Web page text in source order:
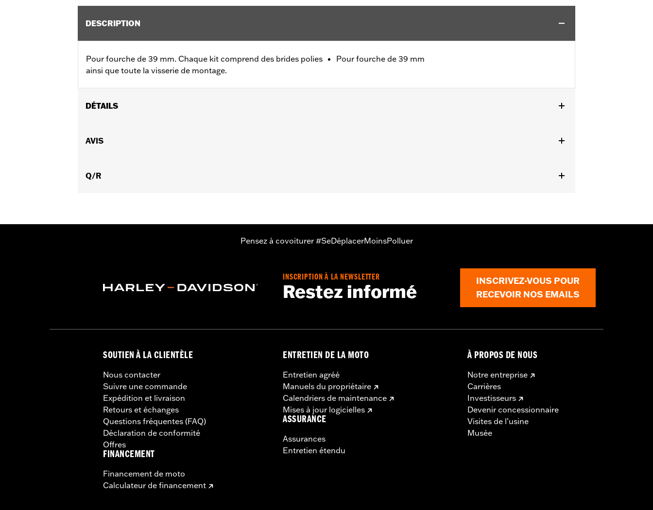
DESCRIPTION
Pour fourche de 39 mm. Chaque kit comprend des brides polies
ainsi que toute la visserie de montage.
Pour fourche de 39 mm
DÉTAILS
XL1200XS, XR1200 et XL1200C à partir de 2011) et Dyna® de 1991 à 2005 (sauf FXDWG et FXDXT). Les modèles XL et Dyna dont les
Instructions d’installation
AVIS
Q/R
Pensez à covoiturer #SeDéplacerMoinsPolluer
INSCRIPTION À LA NEWSLETTER
Restez informé
INSCRIVEZ-VOUS POUR
RECEVOIR NOS EMAILS
SOUTIEN À LA CLIENTÈLE
Nous contacter
Suivre une commande
Expédition et livraison
Retours et échanges
Questions fréquentes (FAQ)
Déclaration de conformité
Offres
FINANCEMENT
Financement de moto
Calculateur de financement
ENTRETIEN DE LA MOTO
Entretien agréé
Manuels du propriétaire
Calendriers de maintenance
Mises à jour logicielles
ASSURANCE
Assurances
Entretien étendu
À PROPOS DE NOUS
Notre entreprise
Carrières
Investisseurs
Devenir concessionnaire
Visites de l’usine
Musée